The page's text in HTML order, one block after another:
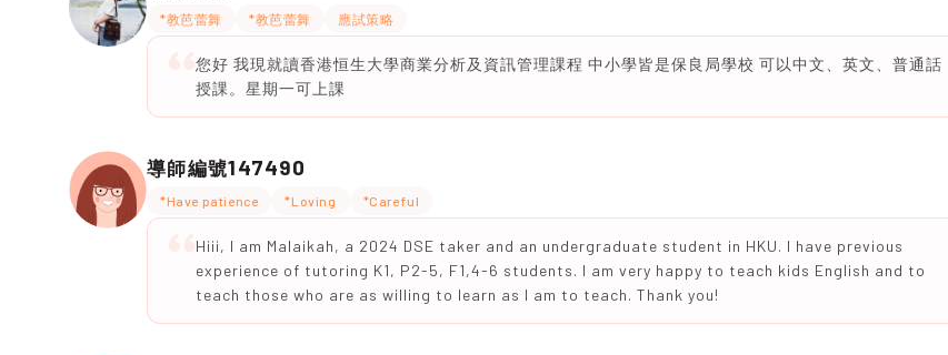
*教芭蕾舞 *教芭蕾舞 應試策略
您好 我現就讀香港恒生大學商業分析及資訊管理課程 中小學皆是保良局學校 可以中文、英文、普通話
授課。星期一可上課
導師編號147490
*Have patience *Loving *Careful
Hiii, I am Malaikah, a 2024 DSE taker and an undergraduate student in HKU. I have previous
experience of tutoring K1, P2-5, F1,4-6 students. I am very happy to teach kids English and to
teach those who are as willing to learn as I am to teach. Thank you!